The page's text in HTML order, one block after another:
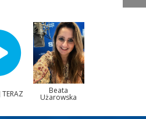
TERAZ Beata
Użarowska